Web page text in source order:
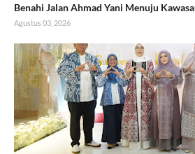
Benahi Jalan Ahmad Yani Menuju
Agustus 03, 2026